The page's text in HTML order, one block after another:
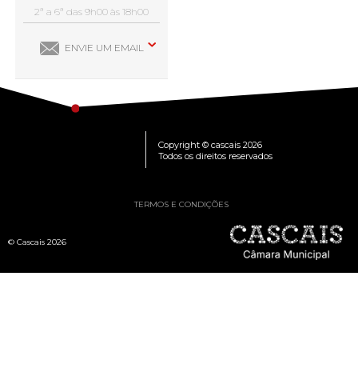
2ª a 6ª das 9h00 às 18h00
ENVIE UM EMAIL
Copyright © cascais 2026
Todos os direitos reservados
TERMOS E CONDIÇÕES
© Cascais 2026